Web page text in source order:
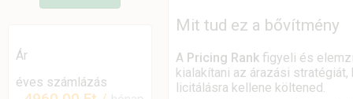
Ár
éves számlázás
Mit tud ez a bővítmény
A Pricing Rank figyeli és
kialakítani az árazási
licitálásra kellene költened.